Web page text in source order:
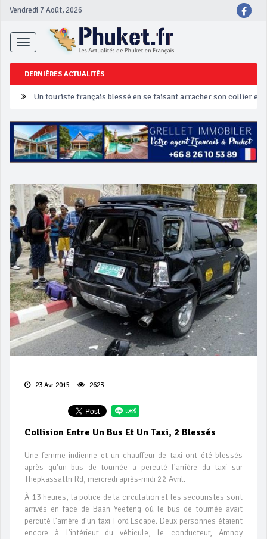
Vendredi 7 Août, 2026
Toggle
navigation
DERNIÈRES ACTUALITÉS
Un touriste français blessé en se faisant arracher son collier en
Phuket Peranakan Festival
‘Phuket Eye’ assurera la sécurité pendant Songkran
Campagne de sécurité routière ‘Seven Days of Danger’ de
23 Avr 2015 2623
Collision Entre Un Bus Et Un Taxi, 2 Blessés
Une femme indienne et un chauffeur de taxi ont été blessés
après qu'un bus de tournée a percuté l'arrière du taxi sur
Thepkassattri Rd, mercredi après-midi 22 Avril.
À 13 heures, la police de la circulation et les secouristes sont
arrivés en face de Baan Yeeteng où le bus de tournée avait
percuté l'arrière d'un taxi Ford Escape. Deux personnes étaient
encore à l'intérieur du véhicule, le conducteur, Amnoy